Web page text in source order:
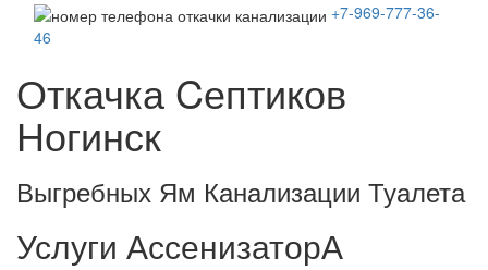
+7-969-777-36-
46
Откачка Cептиков
Ногинск
Выгребных Ям Канализации Туалета
Услуги АссенизаторА